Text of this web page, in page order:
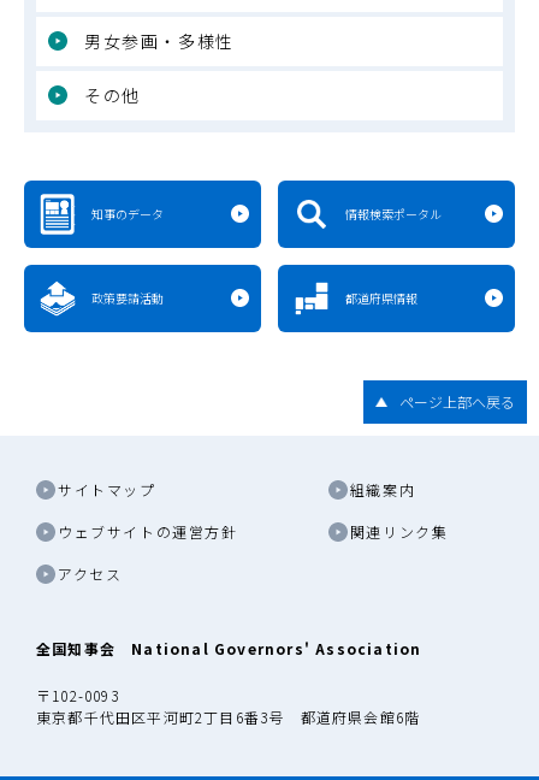
男女参画・多様性
その他
知事のデータ 情報検索ポータル
政策要請活動 都道府県情報
ページ上部へ戻る
サイトマップ 組織案内
ウェブサイトの運営方針 関連リンク集
アクセス
全国知事会 National Governors' Association
〒102-0093
東京都千代田区平河町2丁目6番3号 都道府県会館6階